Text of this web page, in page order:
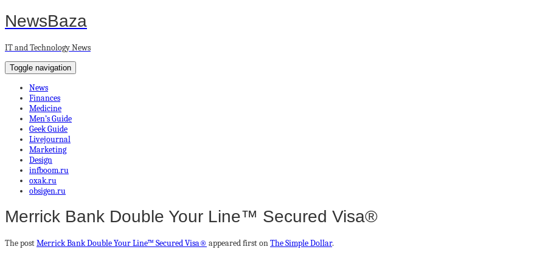
NewsBaza
IT and Technology News
Toggle navigation
News
Finances
Medicine
Men’s Guide
Geek Guide
Livejournal
Marketing
Design
infboom.ru
oxak.ru
obsigen.ru
Merrick Bank Double Your Line™ Secured Visa®
The postMerrick Bank Double Your Line™ Secured Visa® appeared first onThe Simple Dollar.